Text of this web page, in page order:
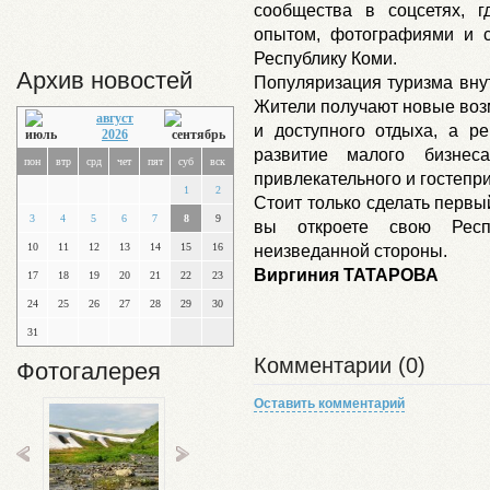
Архив новостей
август
2026
пон втр срд чет пят суб вск
1 2
3 4 5 6 7 8 9
10 11 12 13 14 15 16
17 18 19 20 21 22 23
24 25 26 27 28 29 30
31
Фотогалерея
сообщества в соцсетях,
опытом, фотографиями и
Республику Коми.
Популяризация туризма
Жители получают новые
и доступного отдыха, а
развитие малого
привлекательного и
Стоит только сделать
вы откроете свою
неизведанной стороны.
Виргиния ТАТАРОВА
Комментарии (0)
Оставить комментарий